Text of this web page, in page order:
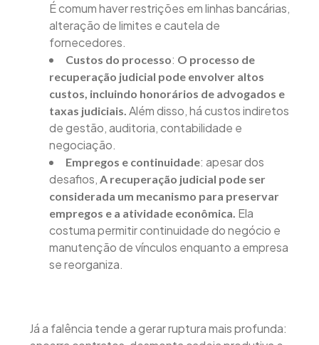
É comum haver restrições em linhas bancárias,
alteração de limites e cautela de
fornecedores.
Custos do processo: O processo de
recuperação judicial pode envolver altos
custos, incluindo honorários de advogados e
taxas judiciais. Além disso, há custos indiretos
de gestão, auditoria, contabilidade e
negociação.
Empregos e continuidade: apesar dos
desafios, A recuperação judicial pode ser
considerada um mecanismo para preservar
empregos e a atividade econômica. Ela
costuma permitir continuidade do negócio e
manutenção de vínculos enquanto a empresa
se reorganiza.
Já a falência tende a gerar ruptura mais profunda: